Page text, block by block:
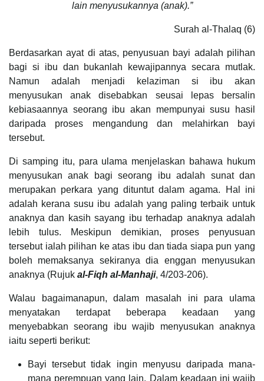
lain menyusukannya (anak).”
Surah al-Thalaq (6)
Berdasarkan ayat di atas, penyusuan bayi adalah pilihan
bagi si ibu dan bukanlah kewajipannya secara mutlak.
Namun adalah menjadi kelaziman si ibu akan
menyusukan anak disebabkan seusai lepas bersalin
kebiasaannya seorang ibu akan mempunyai susu hasil
daripada proses mengandung dan melahirkan bayi
tersebut.
Di samping itu, para ulama menjelaskan bahawa hukum
menyusukan anak bagi seorang ibu adalah sunat dan
merupakan perkara yang dituntut dalam agama. Hal ini
adalah kerana susu ibu adalah yang paling terbaik untuk
anaknya dan kasih sayang ibu terhadap anaknya adalah
lebih tulus. Meskipun demikian, proses penyusuan
tersebut ialah pilihan ke atas ibu dan tiada siapa pun yang
boleh memaksanya sekiranya dia enggan menyusukan
anaknya (Rujuk al-Fiqh al-Manhaji, 4/203-206).
Walau bagaimanapun, dalam masalah ini para ulama
menyatakan terdapat beberapa keadaan yang
menyebabkan seorang ibu wajib menyusukan anaknya
iaitu seperti berikut:
Bayi tersebut tidak ingin menyusu daripada mana-
mana perempuan yang lain. Dalam keadaan ini wajib